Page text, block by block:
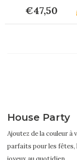
€47,50
House Party
Ajoutez de la couleur
parfaits pour les fêtes,